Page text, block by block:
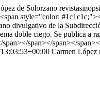
de Solorzano
style="color:
divulgativo de la
doble ciego. Se publica a
span></span></
Carmen López